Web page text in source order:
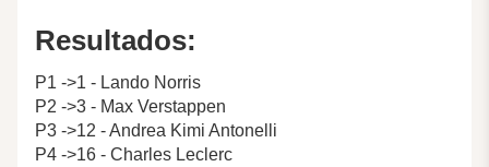
Resultados:
P1 ->1 - Lando Norris
P2 ->3 - Max Verstappen
P3 ->12 - Andrea Kimi Antonelli
P4 ->16 - Charles Leclerc